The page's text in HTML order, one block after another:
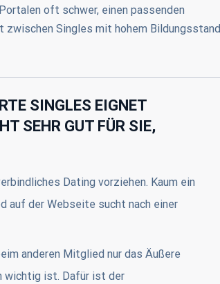
oft schwer, einen passenden
Singles mit hohem Bildungsstand
SINGLES EIGNET
SEHR GUT FÜR SIE,
Dating vorziehen. Kaum ein
auf der Webseite sucht nach einer
anderen Mitglied nur das Äußere
wichtig ist. Dafür ist der